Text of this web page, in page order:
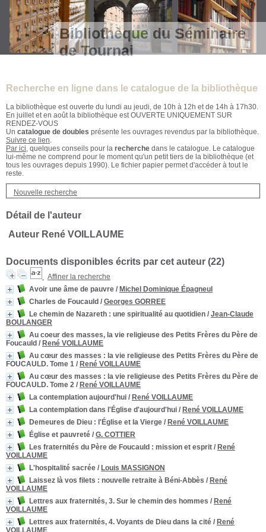
Bibliothèque du Séminaire
de Tournai
Recherche en ligne dans le catalogue de la bibliothèque
La bibliothèque est ouverte du lundi au jeudi, de 10h à 12h et de 14h à 17h30.
En juillet et en août la bibliothèque est OUVERTE UNIQUEMENT SUR
RENDEZ-VOUS
Un catalogue de doubles présente les ouvrages revendus par la bibliothèque.
Suivre ce lien.
Par ici, quelques conseils pour la recherche dans le catalogue. Le catalogue
lui-même ne comprend pour le moment qu'un petit tiers de la bibliothèque (et
tous les ouvrages depuis 1990). Le fichier papier permet d'accéder à tout le
reste.
Nouvelle recherche
Détail de l'auteur
Auteur René VOILLAUME
Documents disponibles écrits par cet auteur (22)
Affiner la recherche
Avoir une âme de pauvre / Michel Dominique Épagneul
Charles de Foucauld / Georges GORREE
Le chemin de Nazareth : une spiritualité au quotidien / Jean-Claude
BOULANGER
Au coeur des masses, la vie religieuse des Petits Frères du Père de
Foucauld / René VOILLAUME
Au cœur des masses : la vie religieuse des Petits Frères du Père de
FOUCAULD. Tome 1 / René VOILLAUME
Au cœur des masses : la vie religieuse des Petits Frères du Père de
FOUCAULD. Tome 2 / René VOILLAUME
La contemplation aujourd'hui / René VOILLAUME
La contemplation dans l'Église d'aujourd'hui / René VOILLAUME
Demeures de Dieu : l'Église et la Vierge / René VOILLAUME
Église et pauvreté / G. COTTIER
Les fraternités du Père de Foucauld : mission et esprit / René
VOILLAUME
L'hospitalité sacrée / Louis MASSIGNON
Laissez là vos filets : nouvelle retraite à Béni-Abbès / René
VOILLAUME
Lettres aux fraternités, 3. Sur le chemin des hommes / René
VOILLAUME
Lettres aux fraternités, 4. Voyants de Dieu dans la cité / René
VOILLAUME